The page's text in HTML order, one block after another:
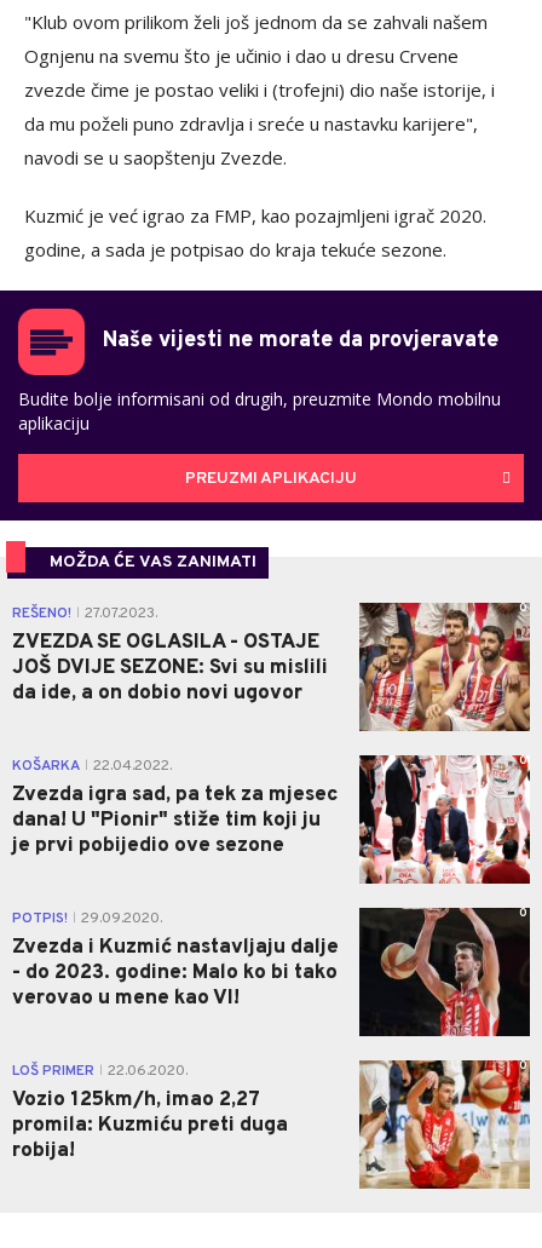
"Klub ovom prilikom želi još jednom da se zahvali našem
Ognjenu na svemu što je učinio i dao u dresu Crvene
zvezde čime je postao veliki i (trofejni) dio naše istorije, i
da mu poželi puno zdravlja i sreće u nastavku karijere",
navodi se u saopštenju Zvezde.
Kuzmić je već igrao za FMP, kao pozajmljeni igrač 2020.
godine, a sada je potpisao do kraja tekuće sezone.
Naše vijesti ne morate da provjeravate
Budite bolje informisani od drugih, preuzmite Mondo mobilnu
aplikaciju
PREUZMI APLIKACIJU
MOŽDA ĆE VAS ZANIMATI
REŠENO! 27.07.2023.
ZVEZDA SE OGLASILA - OSTAJE
JOŠ DVIJE SEZONE: Svi su mislili
da ide, a on dobio novi ugovor
0
KOŠARKA 22.04.2022.
Zvezda igra sad, pa tek za mjesec
dana! U "Pionir" stiže tim koji ju
je prvi pobijedio ove sezone
0
POTPIS! 29.09.2020.
Zvezda i Kuzmić nastavljaju dalje
- do 2023. godine: Malo ko bi tako
verovao u mene kao VI!
0
LOŠ PRIMER 22.06.2020.
Vozio 125km/h, imao 2,27
promila: Kuzmiću preti duga
robija!
0